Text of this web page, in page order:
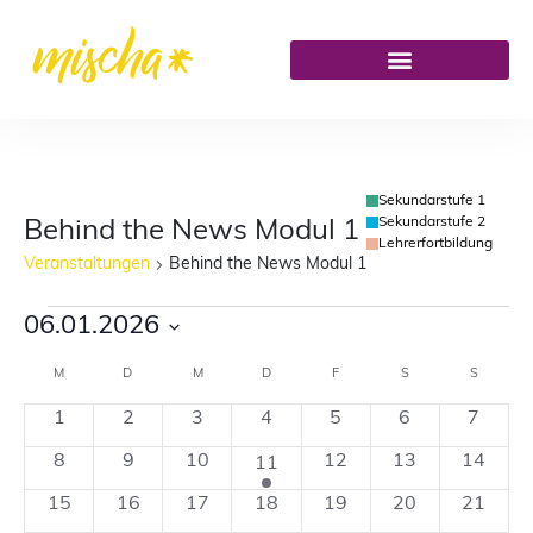
Sekundarstufe 1
Sekundarstufe 2
Lehrerfortbildung
Behind the News Modul 1
Veranstaltungen Behind the News Modul 1
06.01.2026
Kalender
von
Veranstaltungen
M D M D F S S
0
Veranstaltungen
1
0
Veranstaltungen
2
0
Veranstaltungen
3
0
Veranstaltungen
4
0
Veranstaltungen
5
0
6
0
7
0
Veranstaltungen
8
0
Veranstaltungen
9
0
Veranstaltungen
10
1
Veranstaltung
11
0
Veranstaltungen
12
013
014
015
016
017
018
019
0
20
0
21